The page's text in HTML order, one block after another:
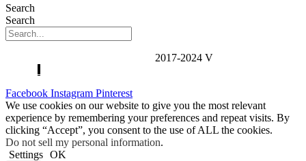
Search
Search
2017-2024 Viajando Con
Facebook Instagram Pinterest
We use cookies on our website to give you the most relevant
experience by remembering your preferences and repeat visits. By
clicking “Accept”, you consent to the use of ALL the cookies.
Do not sell my personal information.
Settings OK